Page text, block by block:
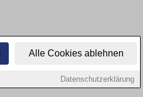
Alle Cookies ablehnen
Datenschutzerklärung